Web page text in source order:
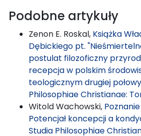
Podobne artykuły
Zenon E. Roskal, Książka
Dębickiego pt.
postulat filozoficzny
recepcja w polskim
teologicznym drugiej
Philosophiae Christianae:
Witold Wachowski,
Potencjał koncepcji a
Studia Philosophiae